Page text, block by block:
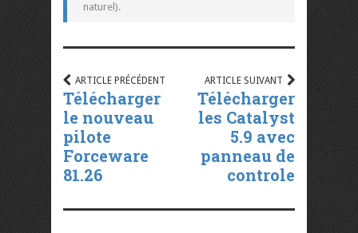
naturel).
ARTICLE PRÉCÉDENT
Télécharger
le nouveau
pilote
Forceware
81.26
ARTICLE SUIVANT
Télécharger
les Catalyst
5.9 avec
panneau de
controle